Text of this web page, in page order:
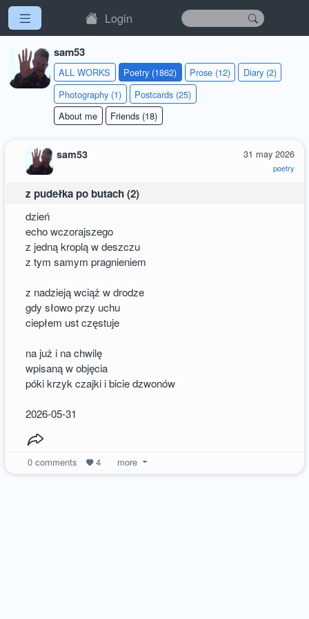
Login
sam53
ALL WORKS Poetry (1862) Prose (12)
Diary (2)
Photography (1)
Postcards (25)
About me
Friends (18)
31 may 2026
poetry
sam53
z pudełka po butach (2)
dzień
echo wczorajszego
z jedną kroplą w deszczu
z tym samym pragnieniem
z nadzieją wciąż w drodze
gdy słowo przy uchu
ciepłem ust częstuje
na już i na chwilę
wpisaną w objęcia
póki krzyk czajki i bicie dzwonów
2026-05-31
0comments 4 more